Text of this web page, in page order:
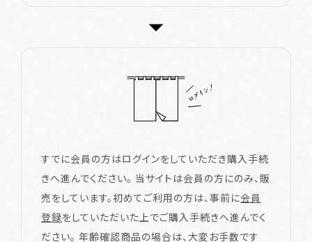
会員規約
特定商取引に関する法律の表示
すでに会員の方はログインをしていただき購入手続
きへ進んでください。 当サイトは会員の方にのみ、販
売をしています。初めてご利用の方は、事前に会員
登録をしていただいた上でご購入手続きへ進んでく
ださい。 年齢確認商品の場合は、大変お手数です